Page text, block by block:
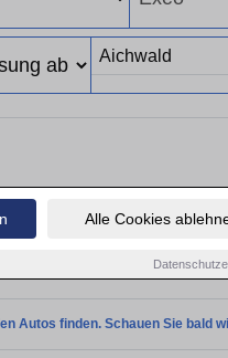
Alle Cookies
Finden Sie in Aichwald
Entdecken Sie
privat und
Autos finden. Schauen Sie bald